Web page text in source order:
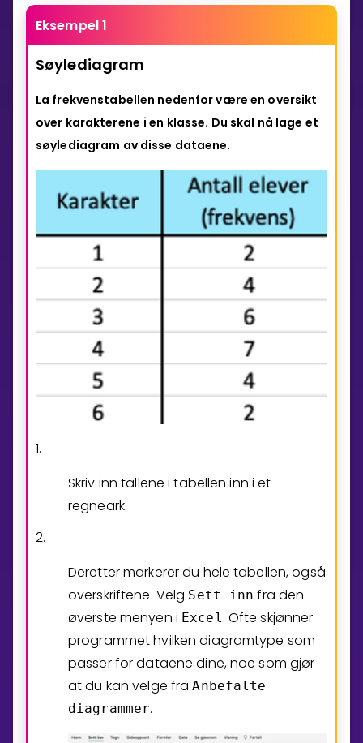
Eksempel 1
Søylediagram
La frekvenstabellen nedenfor være en oversikt
over karakterene i en klasse. Du skal nå lage et
søylediagram av disse dataene.
1.
Skriv inn tallene i tabellen inn i et
regneark.
2.
Deretter markerer du hele tabellen, også
overskriftene. Velg Sett inn fra den
øverste menyen i Excel. Ofte skjønner
programmet hvilken diagramtype som
passer for dataene dine, noe som gjør
at du kan velge fraAnbefalte
diagrammer.